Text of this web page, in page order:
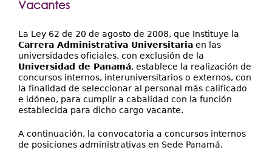
Servicios
Internacional
Transparencia
Vacantes
La Ley 62 de 20 de agosto de 2008, que Instituye la
Carrera Administrativa Universitaria en las
universidades oficiales, con exclusión de la
Universidad de Panamá, establece la realización de
concursos internos, interuniversitarios o externos, con
la finalidad de seleccionar al personal más calificado
e idóneo, para cumplir a cabalidad con la función
establecida para dicho cargo vacante.
A continuación, la convocatoria a concursos internos
de posiciones administrativas en Sede Panamá,